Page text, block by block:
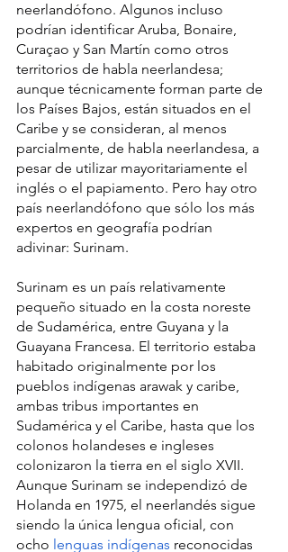
neerlandófono. Algunos incluso
podrían identificar Aruba, Bonaire,
Curaçao y San Martín como otros
territorios de habla neerlandesa;
aunque técnicamente forman parte de
los Países Bajos, están situados en el
Caribe y se consideran, al menos
parcialmente, de habla neerlandesa, a
pesar de utilizar mayoritariamente el
inglés o el papiamento. Pero hay otro
país neerlandófono que sólo los más
expertos en geografía podrían
adivinar: Surinam.
Surinam es un país relativamente
pequeño situado en la costa noreste
de Sudamérica, entre Guyana y la
Guayana Francesa. El territorio estaba
habitado originalmente por los
pueblos indígenas arawak y caribe,
ambas tribus importantes en
Sudamérica y el Caribe, hasta que los
colonos holandeses e ingleses
colonizaron la tierra en el siglo XVII.
Aunque Surinam se independizó de
Holanda en 1975, el neerlandés sigue
siendo la única lengua oficial, con
ocho lenguas indígenas reconocidas